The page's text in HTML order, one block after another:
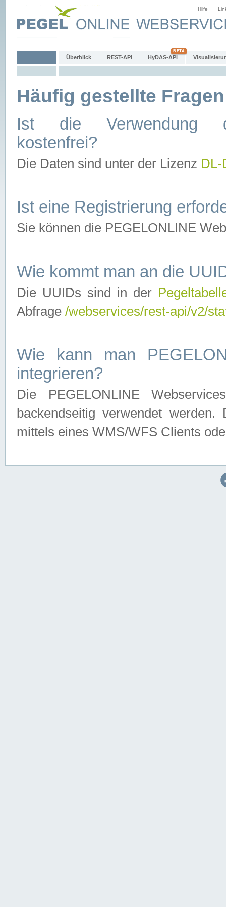
Hilfe
Überblick REST-API HyDAS-API
Häufig gestellte
Ist die Verwendung
kostenfrei?
Die Daten sind unter der Lizenz
Ist eine Registrierung
Sie können die PEGELONLINE
Wie kommt man an die
Die UUIDs sind in der
Abfrage /webservices/rest-api/v2/
Wie kann man
integrieren?
Die PEGELONLINE
backendseitig verwendet
mittels eines WMS/WFS Clients